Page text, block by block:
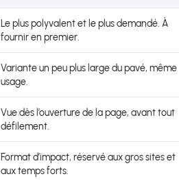
Le plus polyvalent et le plus demandé. À
fournir en premier.
Variante un peu plus large du pavé, même
usage.
Vue dès l’ouverture de la page, avant tout
défilement.
Format d’impact, réservé aux gros sites et
aux temps forts.